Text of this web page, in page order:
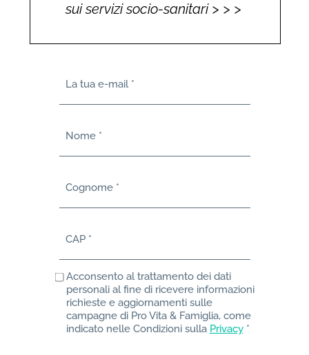
La tua e-mail
Nome
Cognome
CAP
Acconsento al trattamento dei dati
personali al fine di ricevere informazioni
richieste e aggiornamenti sulle
campagne di Pro Vita & Famiglia, come
indicato nelle Condizioni sulla Privacy
sui servizi socio-sanitari > > >